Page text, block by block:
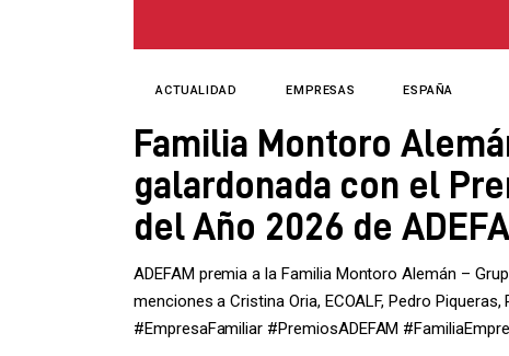
ACTUALIDAD EMPRESAS ESPAÑA
Familia Montoro
galardonada con el
del Año 2026 de
ADEFAM premia a la Familia Montoro Alemán –
menciones a Cristina Oria, ECOALF, Pedro
#EmpresaFamiliar #PremiosADEFAM